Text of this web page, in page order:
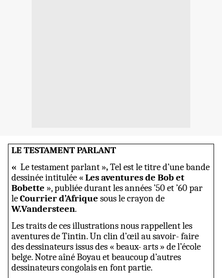
LE TESTAMENT PARLANT
« Le testament parlant »,Tel est le titre d’une bande
dessinée intitulée «Les aventures de Bob et
Bobette », publiée durant les années ’50 et ’60 par
leCourrier d’Afrique sous le crayon de
W.Vandersteen.
Les traits de ces illustrations nous rappellent les
aventures de Tintin. Un clin d’œil au savoir- faire
des dessinateurs issus des « beaux- arts » de l’école
belge. Notre aîné Boyau et beaucoup d’autres
dessinateurs congolais en font partie.